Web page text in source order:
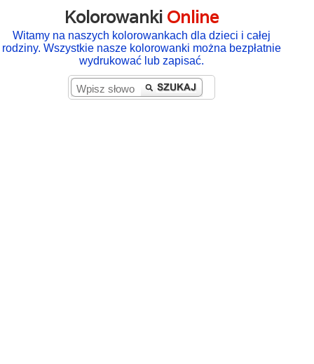
Kolorowanki Online
Witamy na naszych kolorowankach dla dzieci i całej
rodziny. Wszystkie nasze kolorowanki można bezpłatnie
wydrukować lub zapisać.